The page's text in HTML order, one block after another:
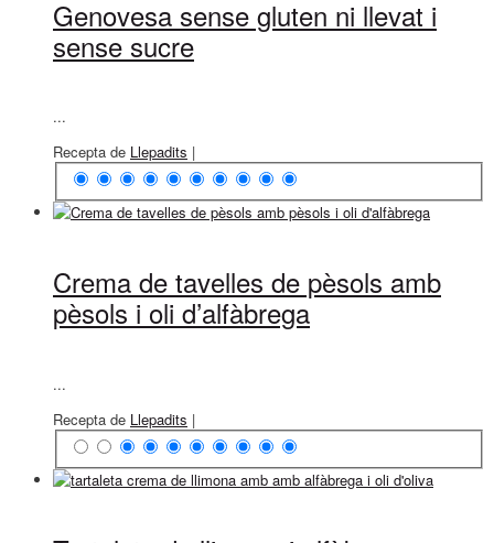
Genovesa sense gluten ni llevat i
sense sucre
...
Recepta de Llepadits |
Crema de tavelles de pèsols amb
pèsols i oli d’alfàbrega
...
Recepta de Llepadits |